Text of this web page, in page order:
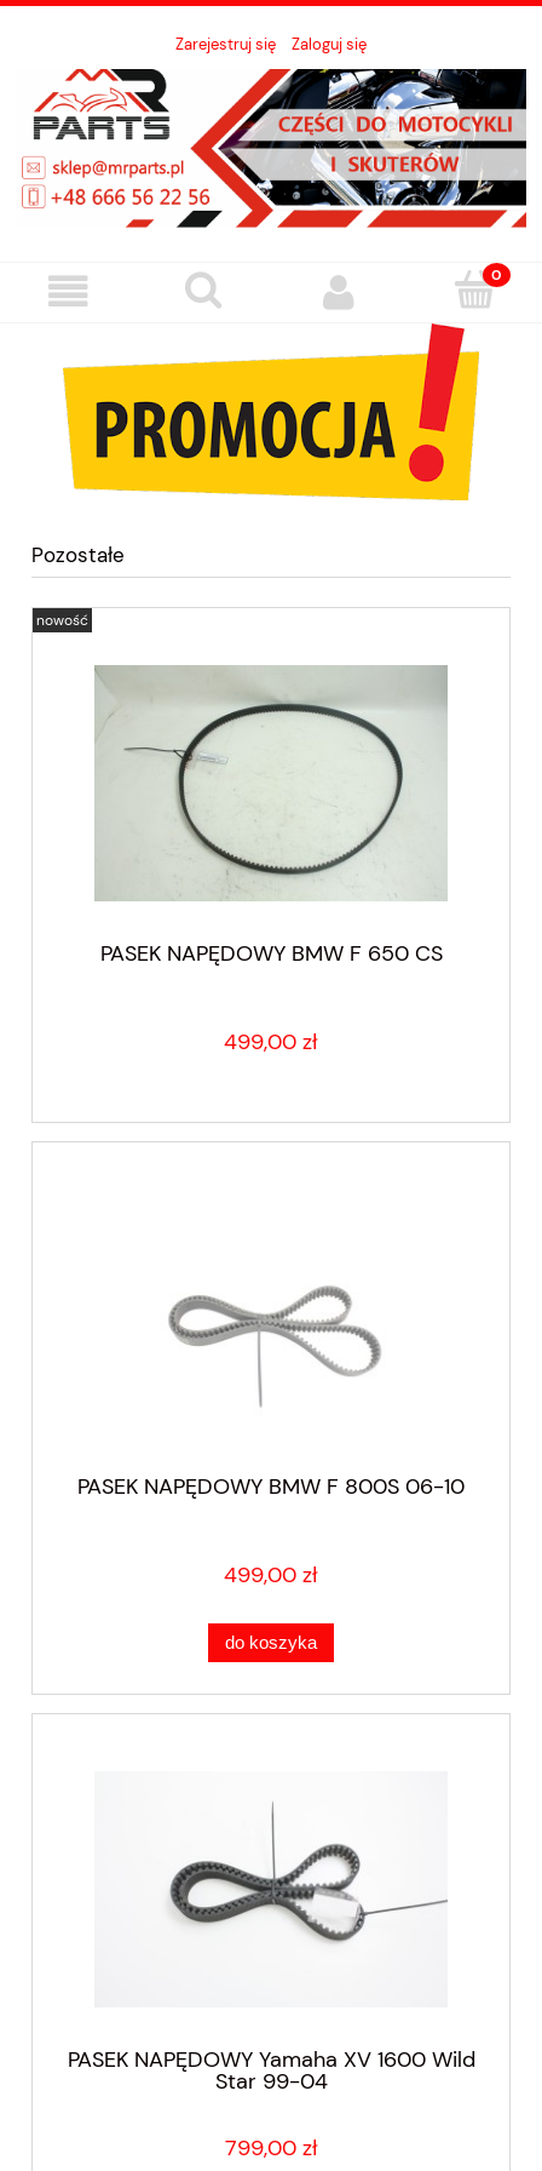
Zarejestruj się Zaloguj się
Pozostałe
PASEK NAPĘDOWY BMW F 650 CS
499,00 zł
nowość
PASEK NAPĘDOWY BMW F 800S 06-10
499,00 zł
do koszyka
PASEK NAPĘDOWY Yamaha XV 1600 Wild
Star 99-04
799,00 zł